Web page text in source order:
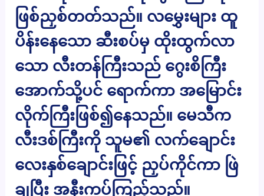
ဖြစ်ညှစ်တတ်သည်။ လမွှေးများ ထူ
ပိန်းနေသော ဆီးစပ်မှ ထိုးထွက်လာ
သော လီးတန်ကြီးသည် ဂွေးစိကြီး
အောက်သို့ပင် ရောက်ကာ အမြောင်း
လိုက်ကြီးဖြစ်၍နေသည်။ မေသီက
လီးဒစ်ကြီးကို သူမ၏ လက်ချောင်း
လေးနှစ်ချောင်းဖြင့် ညှပ်ကိုင်ကာ ဖြဲ
ချပြီး အနီးကပ်ကြည့်သည်။